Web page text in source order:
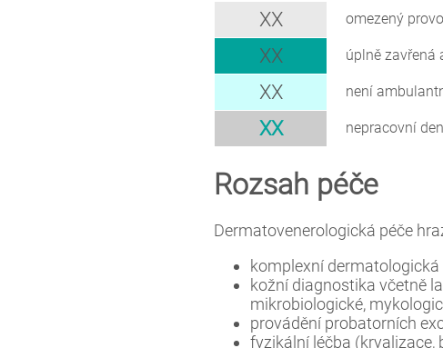
XX omezený
XX úplně zavřená
XX není
XX nepracovní den
Rozsah péče
Dermatovenerologická péče
komplexní dermatologická
kožní diagnostika včetně
mikrobiologické,
provádění probatorních
fyzikální léčba (kryalizace,